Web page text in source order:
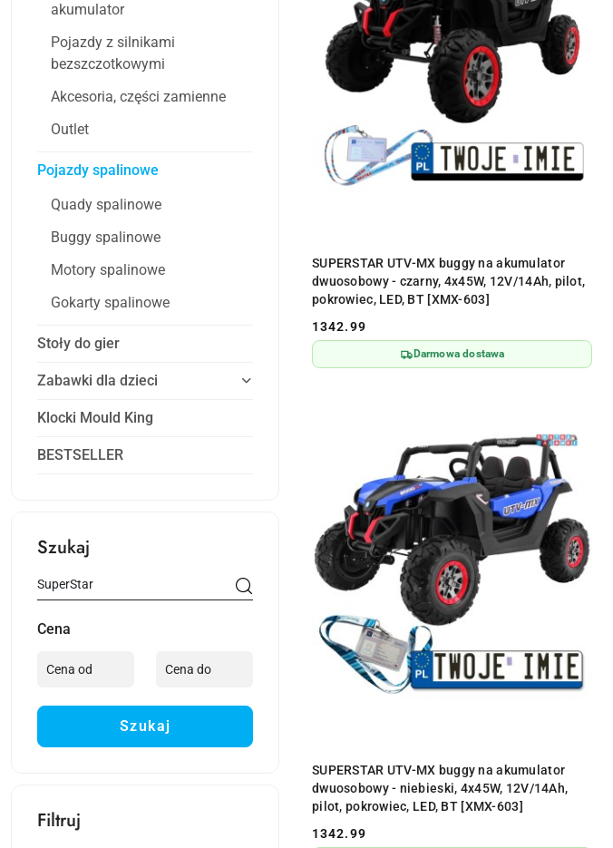
akumulator
Pojazdy z silnikami
bezszczotkowymi
Akcesoria, części zamienne
Outlet
Pojazdy spalinowe
Quady spalinowe
Buggy spalinowe
Motory spalinowe
Gokarty spalinowe
Stoły do gier
Zabawki dla dzieci
Klocki Mould King
BESTSELLER
Szukaj
Cena
Szukaj
Filtruj
SUPERSTAR UTV-MX buggy na akumulator
dwuosobowy - czarny, 4x45W, 12V/14Ah, pilot,
pokrowiec, LED, BT [XMX-603]
Cena:
1342.99
Darmowa dostawa
SUPERSTAR UTV-MX buggy na akumulator
dwuosobowy - niebieski, 4x45W, 12V/14Ah,
pilot, pokrowiec, LED, BT [XMX-603]
Cena:
1342.99